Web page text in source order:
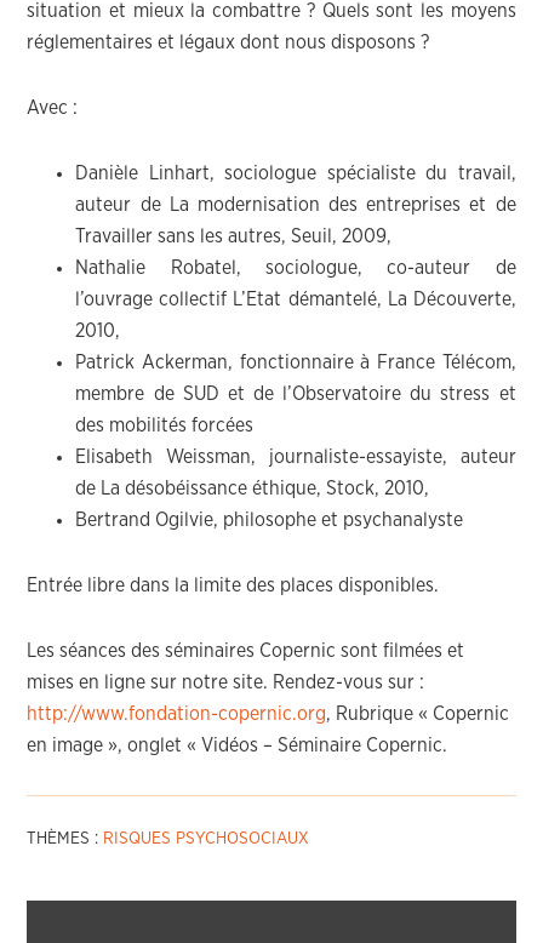
situation et mieux la combattre ? Quels sont les moyens
réglementaires et légaux dont nous disposons ?
Avec :
Danièle Linhart, sociologue spécialiste du travail,
auteur de La modernisation des entreprises et de
Travailler sans les autres, Seuil, 2009,
Nathalie Robatel, sociologue, co-auteur de
l’ouvrage collectif L’Etat démantelé, La Découverte,
2010,
Patrick Ackerman, fonctionnaire à France Télécom,
membre de SUD et de l’Observatoire du stress et
des mobilités forcées
Elisabeth Weissman, journaliste-essayiste, auteur
de La désobéissance éthique, Stock, 2010,
Bertrand Ogilvie, philosophe et psychanalyste
Entrée libre dans la limite des places disponibles.
Les séances des séminaires Copernic sont filmées et
mises en ligne sur notre site. Rendez-vous sur :
http://www.fondation-copernic.org, Rubrique « Copernic
en image », onglet « Vidéos – Séminaire Copernic.
THÈMES : RISQUES PSYCHOSOCIAUX